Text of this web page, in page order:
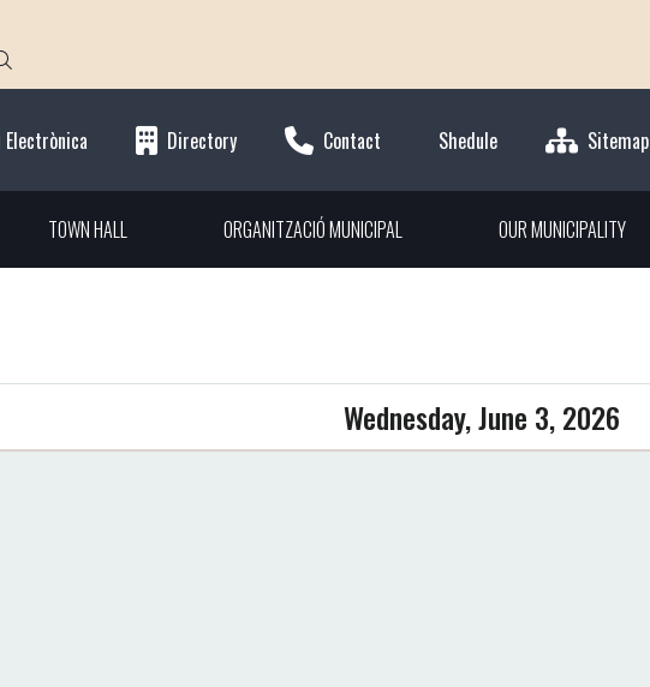
Electrònica Directory Contact Shedule Sitemap
TOWN HALL ORGANITZACIÓ MUNICIPAL OUR MUNICIPALITY
Wednesday, June 3, 2026